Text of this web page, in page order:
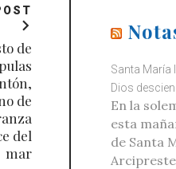
de
de
del
mar
Santa María
Dios
En la
esta
de Santa